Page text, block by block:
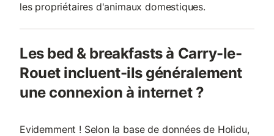
les propriétaires d'animaux domestiques.
Les bed & breakfasts à Carry-le-
Rouet incluent-ils généralement
une connexion à internet ?
Evidemment ! Selon la base de données de Holidu,